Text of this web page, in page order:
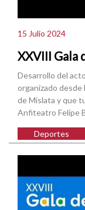
15 Julio 2024
XXVIII Gala
Desarrollo del
organizado
de Mislata y que
Anfiteatro Felipe
Deportes